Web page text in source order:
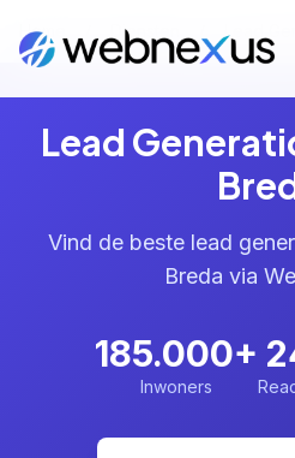
Home Diensten Lead
Lead
Vind de beste lead
Breda via
185.000+
Inwoners